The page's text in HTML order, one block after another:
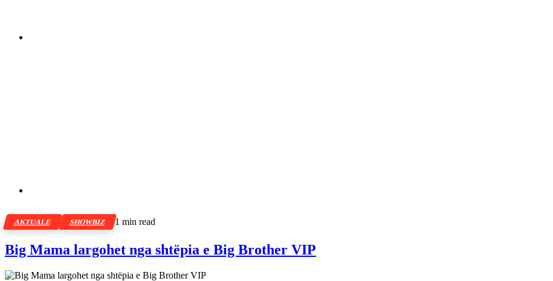
AKTUALE SHOWBIZ 1 min read
Big Mama largohet nga shtëpia e Big Brother VIP